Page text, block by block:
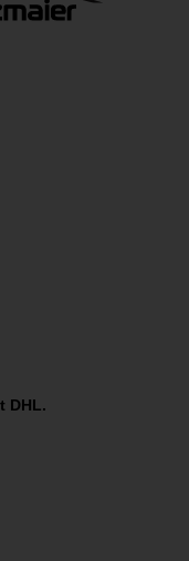
DHL.